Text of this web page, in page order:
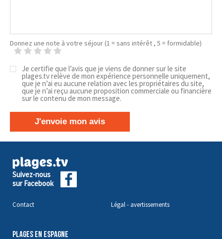
Donnez une note à votre séjour (1 = sans intérêt , 5 = formidable)
Je certifie que l’avis que je viens de donner sur le site
plages.tv relève de mon expérience personnelle uniquement,
que je n’ai eu aucune relation avec les propriétaires du site,
que je n’ai reçu aucune proposition commerciale ou financière
sur le contenu de mon message.
J'envoie mon avis
Suivez-nous
sur Facebook
Contact Légal - avertissements
PLAGES EN ESPAGNE